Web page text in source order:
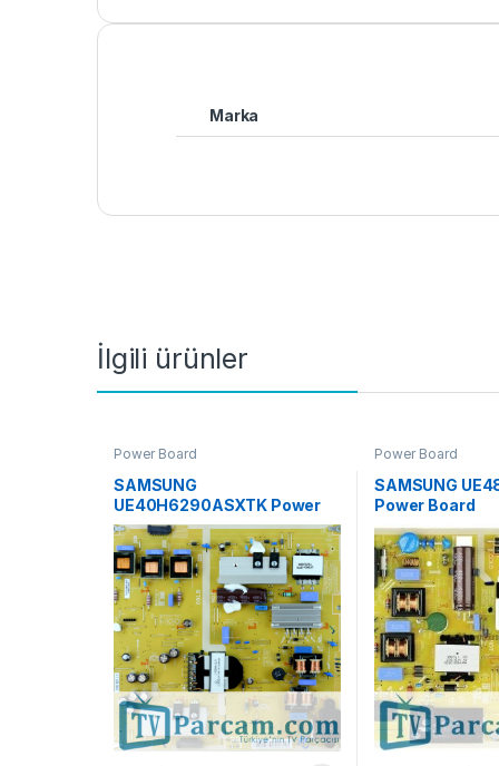
Marka
İlgili ürünler
Power Board
SAMSUNG
UE40H6290ASXTK Power
Board
Power Board
SAMSUNG
Power Board